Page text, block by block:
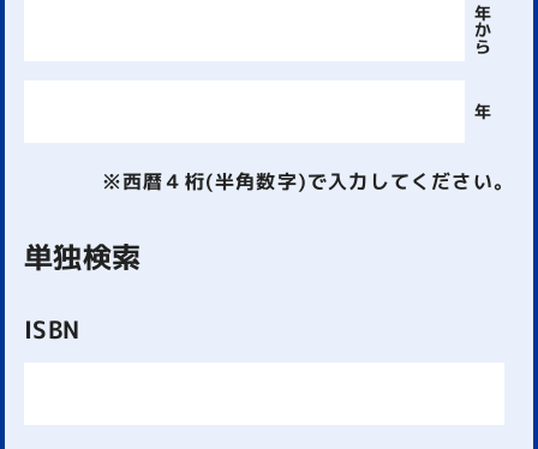
年
か
ら
年
※西暦４桁(半角数字)で入力してください。
単独検索
ISBN